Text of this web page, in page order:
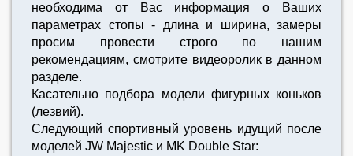
необходима от Вас информация о Ваших
параметрах стопы - длина и ширина, замеры
просим провести строго по нашим
рекомендациям, смотрите видеоролик в данном
разделе.
Касательно подбора модели фигурных коньков
(лезвий).
Следующий спортивный уровень идущий после
моделей JW Majestic и MK Double Star: